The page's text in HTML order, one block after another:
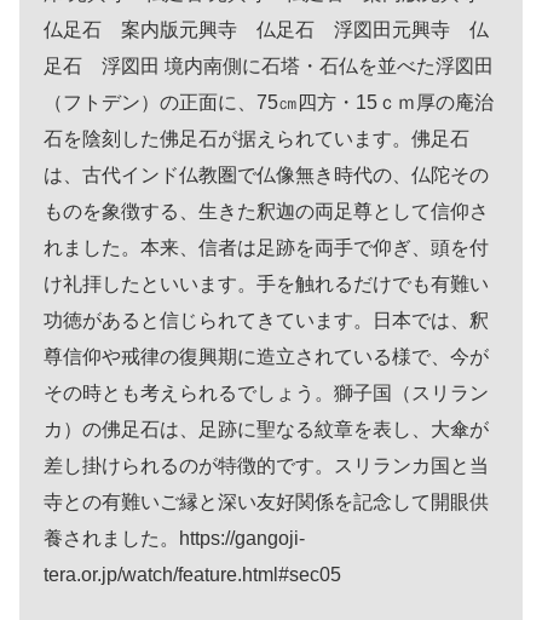
仏足石 案内版元興寺 仏足石 浮図田元興寺 仏
足石 浮図田 境内南側に石塔・石仏を並べた浮図田
（フトデン）の正面に、75㎝四方・15ｃｍ厚の庵治
石を陰刻した佛足石が据えられています。佛足石
は、古代インド仏教圏で仏像無き時代の、仏陀その
ものを象徴する、生きた釈迦の両足尊として信仰さ
れました。本来、信者は足跡を両手で仰ぎ、頭を付
け礼拝したといいます。手を触れるだけでも有難い
功徳があると信じられてきています。日本では、釈
尊信仰や戒律の復興期に造立されている様で、今が
その時とも考えられるでしょう。獅子国（スリラン
カ）の佛足石は、足跡に聖なる紋章を表し、大傘が
差し掛けられるのが特徴的です。スリランカ国と当
寺との有難いご縁と深い友好関係を記念して開眼供
養されました。https://gangoji-
tera.or.jp/watch/feature.html#sec05